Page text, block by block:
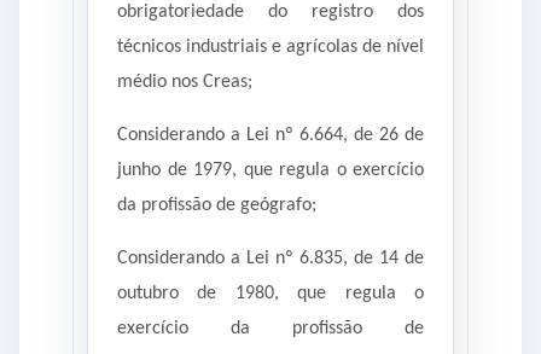
obrigatoriedade do registro dos
técnicos industriais e agrícolas de nível
médio nos Creas;
Considerando a Lei nº 6.664, de 26 de
junho de 1979, que regula o exercício
da profissão de geógrafo;
Considerando a Lei nº 6.835, de 14 de
outubro de 1980, que regula o
exercício da profissão de